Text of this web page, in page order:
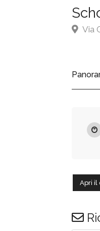
Via
Apri il